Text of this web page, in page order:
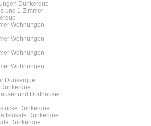
Dunkerque
und 1-Zimmer
Wohnungen
Wohnungen
Wohnungen
Wohnungen
Dunkerque
und Dorfhäuser
Dunkerque
Dunkerque
Dunkerque